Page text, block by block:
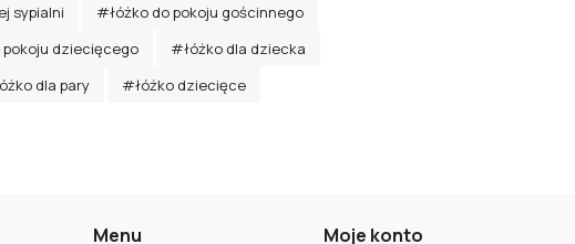
sypialni
#łóżko do pokoju gościnnego
pokoju dziecięcego
#łóżko dla dziecka
dla pary
#łóżko dziecięce
Menu Moje konto